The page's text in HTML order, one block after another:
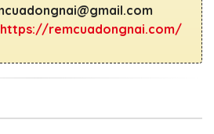
remcuadongnai.com/